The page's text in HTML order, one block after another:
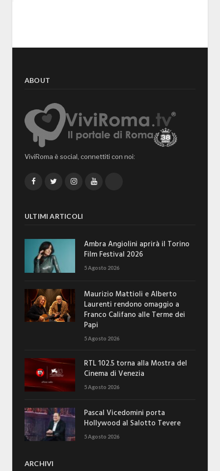
ABOUT
ViviRoma è social, connettiti con noi:
FacebookTwitterInstagramYouTube
ULTIMI ARTICOLI
Ambra Angiolini aprirà il Torino
Film Festival 2026
5 Agosto 2026
Maurizio Mattioli e Alberto
Laurenti rendono omaggio a
Franco Califano alle Terme dei
Papi
5 Agosto 2026
RTL 102.5 torna alla Mostra del
Cinema di Venezia
5 Agosto 2026
Pascal Vicedomini porta
Hollywood al Salotto Tevere
5 Agosto 2026
ARCHIVI